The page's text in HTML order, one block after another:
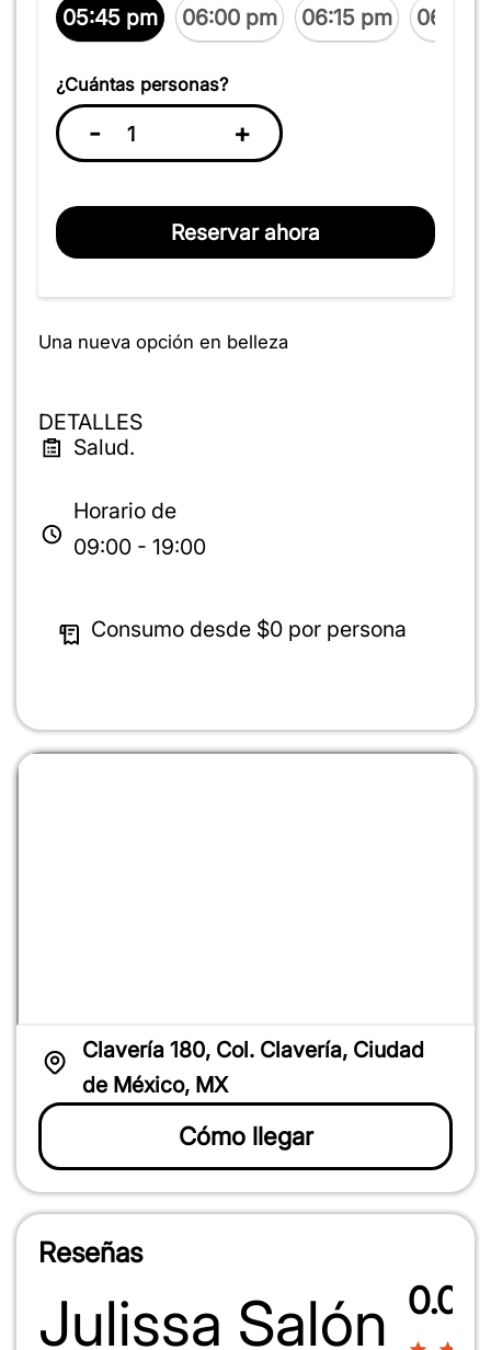
05:45 pm 06:00 pm 06:15 pm 06:30
¿Cuántas personas?
- +
Reservar ahora
Una nueva opción en belleza
DETALLES
Salud.
Horario de
09:00 - 19:00
Consumo desde $0 por persona
Clavería 180, Col. Clavería, Ciudad
de México, MX
Cómo llegar
Reseñas
Julissa Salón 0.0
1
2
3
4
5